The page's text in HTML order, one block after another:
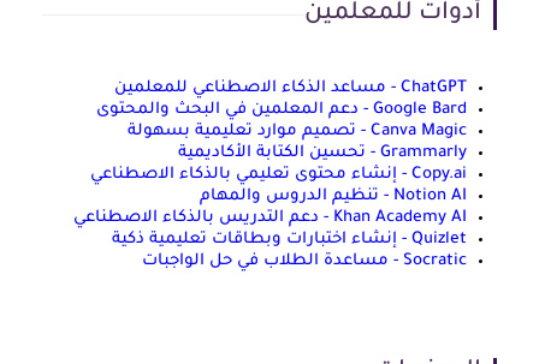
أدوات للمعلمين
ChatGPT - مساعد الذكاء الاصطناعي للمعلمين
Google Bard - دعم المعلمين في البحث والمحتوى
Canva Magic - تصميم موارد تعليمية بسهولة
Grammarly - تحسين الكتابة الأكاديمية
Copy.ai - إنشاء محتوى تعليمي بالذكاء الاصطناعي
Notion AI - تنظيم الدروس والمهام
Khan Academy AI - دعم التدريس بالذكاء الاصطناعي
Quizlet - إنشاء اختبارات وبطاقات تعليمية ذكية
Socratic - مساعدة الطلاب في حل الواجبات